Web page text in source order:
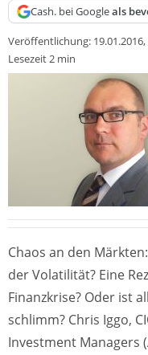
Cash. bei Googleals
Veröffentlichung:
Lesezeit 2 min
Chaos an den
der Volatilität? Eine
Finanzkrise? Oder ist
schlimm? Chris Iggo,
Investment Managers